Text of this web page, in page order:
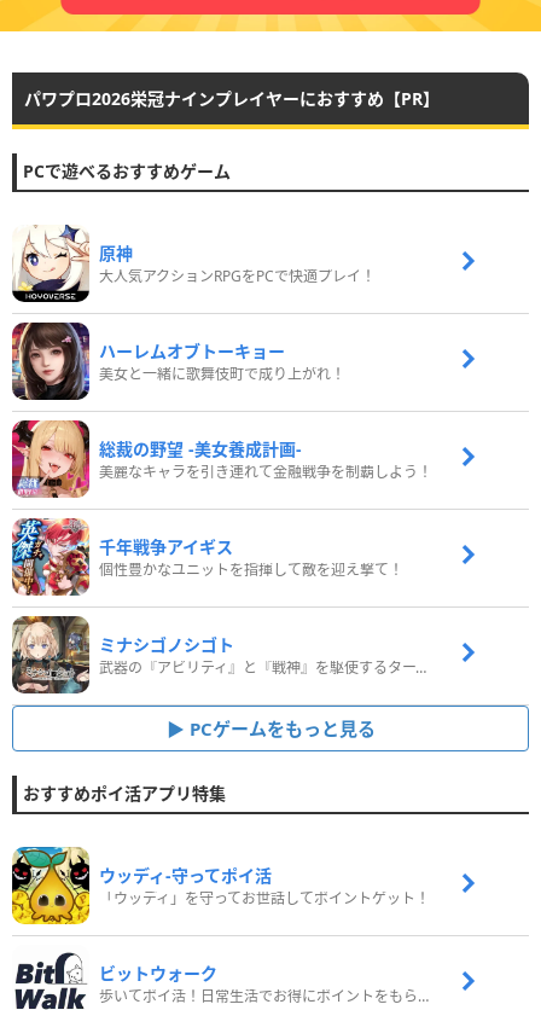
パワプロ2026栄冠ナインプレイヤーにおすすめ【PR】
PCで遊べるおすすめゲーム
原神
大人気アクションRPGをPCで快適プレイ！
ハーレムオブトーキョー
美女と一緒に歌舞伎町で成り上がれ！
総裁の野望 -美女養成計画-
美麗なキャラを引き連れて金融戦争を制覇しよう！
千年戦争アイギス
個性豊かなユニットを指揮して敵を迎え撃て！
ミナシゴノシゴト
武器の『アビリティ』と『戦神』を駆使するターン制コマンドバトルRPG！
PCゲームをもっと見る
おすすめポイ活アプリ特集
ウッディ‐守ってポイ活
「ウッディ」を守ってお世話してポイントゲット！
ビットウォーク
歩いてポイ活！日常生活でお得にポイントをもらおう